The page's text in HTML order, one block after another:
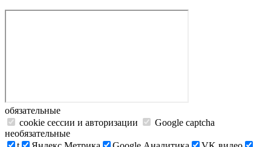
обязательные
cookie сессии и авторизации
Google captcha
необязательные